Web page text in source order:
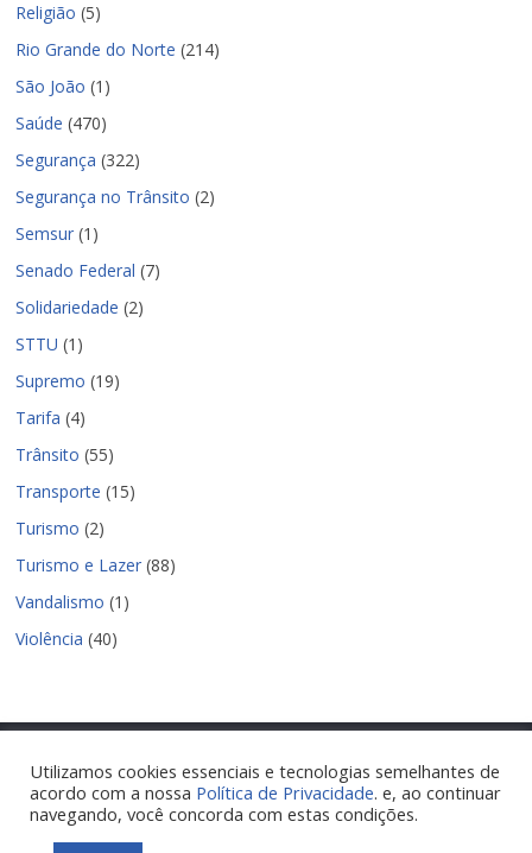
Religião (5)
Rio Grande do Norte (214)
São João (1)
Saúde (470)
Segurança (322)
Segurança no Trânsito (2)
Semsur (1)
Senado Federal (7)
Solidariedade (2)
STTU (1)
Supremo (19)
Tarifa (4)
Trânsito (55)
Transporte (15)
Turismo (2)
Turismo e Lazer (88)
Vandalismo (1)
Violência (40)
Copyright © 2026Nova Parnamirim Notícias. Todos os direitos
reservados.
Tema:ColorMag
Utilizamos cookies essenciais e tecnologias semelhantes de
acordo com a nossa Política de Privacidade. e, ao continuar
navegando, você concorda com estas condições.